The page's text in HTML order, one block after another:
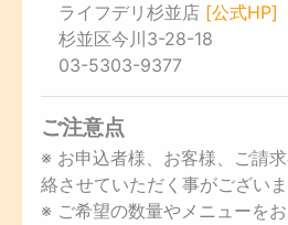
ライフデリ杉並店 [公式HP]
杉並区今川3-28-18
03-5303-9377
ご注意点
※ お申込者様、お客様、ご請
絡させていただく事がございま
※ ご希望の数量やメニューを